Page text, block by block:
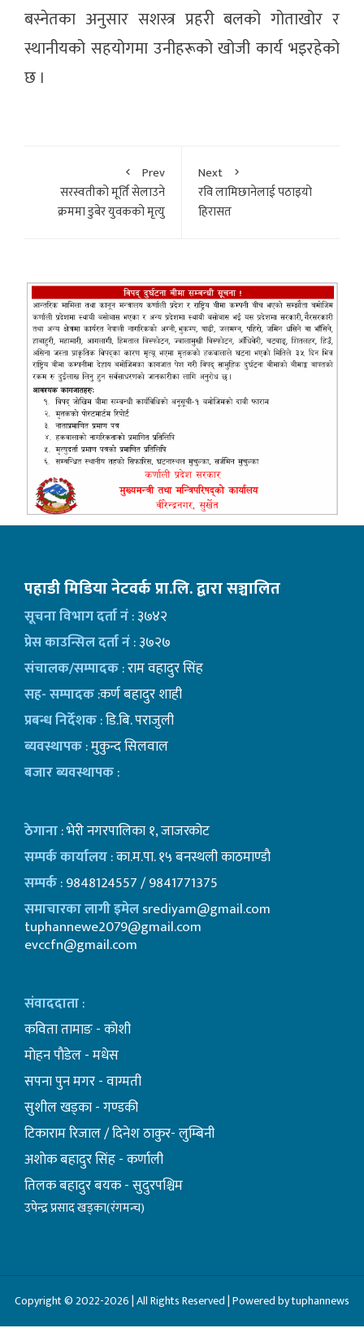
बस्नेतका अनुसार सशस्त्र प्रहरी बलको गोताखोर र
स्थानीयको सहयोगमा उनीहरूको खोजी कार्य भइरहेको
छ ।
Prev
सरस्वतीको मूर्ति सेलाउने
क्रममा डुबेर युवकको मृत्यु
Next
रवि लामिछानेलाई पठाइयो
हिरासत
पहाडी मिडिया नेटवर्क प्रा.लि. द्वारा सञ्चालित
सूचना विभाग दर्ता नं: ३७४२
प्रेस काउन्सिल दर्ता नं: ३७२७
संचालक/सम्पादक: राम वहादुर सिंह
सह- सम्पादक:कर्ण बहादुर शाही
प्रबन्ध निर्देशक: डि.बि. पराजुली
ब्यवस्थापक: मुकुन्द सिलवाल
बजार ब्यवस्थापक:
ठेगाना: भेरी नगरपालिका १, जाजरकोट
सम्पर्क कार्यालय: का.म.पा. १५ बनस्थली काठमाण्डाै
सम्पर्क: 9848124557 / 9841771375
समाचारका लागी इमेलsrediyam@gmail.com
tuphannewe2079@gmail.com
evccfn@gmail.com
संवाददाता:
कविता तामाङ - कोशी
माेहन पाैडेल - मधेस
सपना पुन मगर - वाग्मती
सुशील खड्का - गण्डकी
टिकाराम रिजाल / दिनेश ठाकुर- लुम्बिनी
अशाेक बहादुर सिंह - कर्णाली
तिलक बहादुर बयक - सुदुरपश्चिम
उपेन्द्र प्रसाद खड्का(रंगमन्च)
Copyright © 2022-2026 | All Rights Reserved | Powered by tuphannews